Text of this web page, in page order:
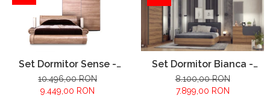
Set Dormitor Sense -
configuratie propusa:
10.496,00 RON
9.449,00 RON
Set Dormitor Bianca -
configuratie propusa:
8.100,00 RON
7.899,00 RON